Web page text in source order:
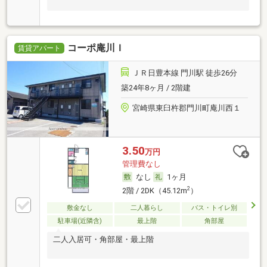
賃貸アパート コーポ庵川Ｉ
ＪＲ日豊本線 門川駅 徒歩26分
築24年8ヶ月 / 2階建
宮崎県東臼杵郡門川町庵川西１
3.50万円
管理費なし
なし
1ヶ月
2階 / 2DK（45.12m2）
敷金なし 二人暮らし
バス・トイレ別
駐車場(近隣含)
最上階 角部屋
二人入居可・角部屋・最上階